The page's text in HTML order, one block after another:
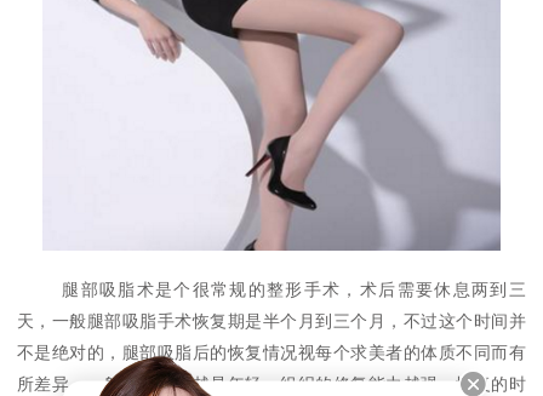
腿部吸脂术是个很常规的整形手术，术后需要休息两到三
天，一般腿部吸脂手术恢复期是半个月到三个月，不过这个时间并
不是绝对的，腿部吸脂后的恢复情况视每个求美者的体质不同而有
所差异，一般情况下，越是年轻，组织的修复能力越强，恢复的时